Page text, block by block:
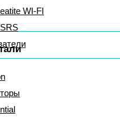
WI-FI